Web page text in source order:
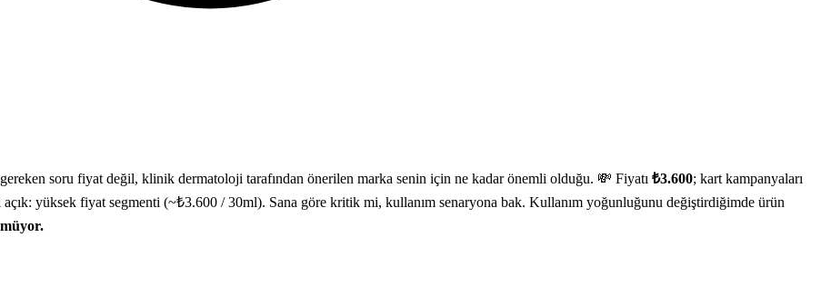
soru fiyat değil, klinik dermatoloji tarafından önerilen marka senin için ne kadar önemli olduğu. 💸 Fiyatı ₺3.600; kart kampanyaları
yüksek fiyat segmenti (~₺3.600 / 30ml). Sana göre kritik mi, kullanım senaryona bak. Kullanım yoğunluğunu değiştirdiğimde ürün